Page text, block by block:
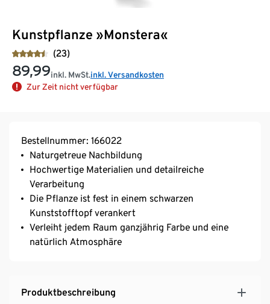
Kunstpflanze »Monstera«
(23)
89,99inkl. MwSt.inkl. Versandkosten
Zur Zeit nicht verfügbar
Bestellnummer: 166022
Naturgetreue Nachbildung
Hochwertige Materialien und detailreiche
Verarbeitung
Die Pflanze ist fest in einem schwarzen
Kunststofftopf verankert
Verleiht jedem Raum ganzjährig Farbe und eine
natürlich Atmosphäre
Produktbeschreibung